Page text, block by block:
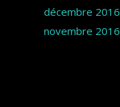
décembre 2016
novembre 2016